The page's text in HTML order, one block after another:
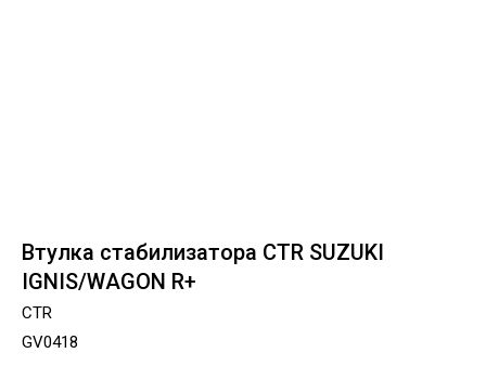
Втулка стабилизатора CTR SUZUKI
IGNIS/WAGON R+
CTR
GV0418